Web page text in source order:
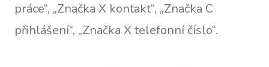
práce“, „Značka X kontakt“, „Značka C
přihlášení“, „Značka X telefonní číslo“.